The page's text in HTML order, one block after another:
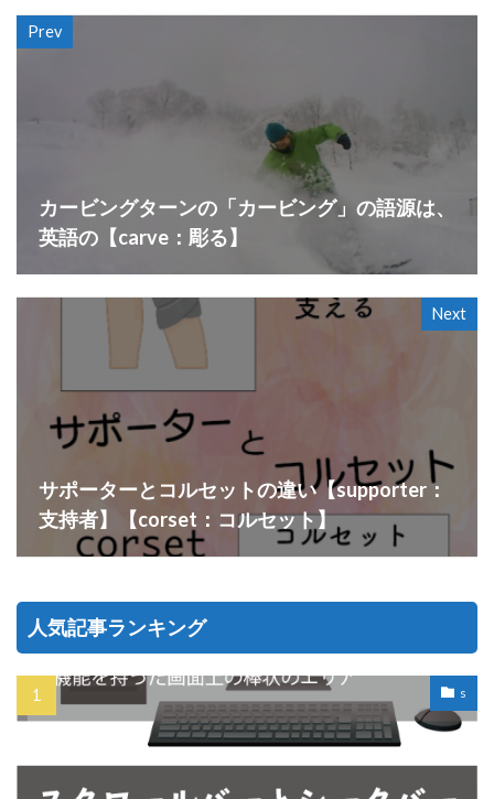
Prev
カービングターンの「カービング」の語源は、
英語の【carve：彫る】
Next
サポーターとコルセットの違い【supporter：
支持者】【corset：コルセット】
人気記事ランキング
s